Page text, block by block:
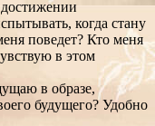
достижении
когда стану
поведет? Кто меня
в этом
в образе,
будущего? Удобно